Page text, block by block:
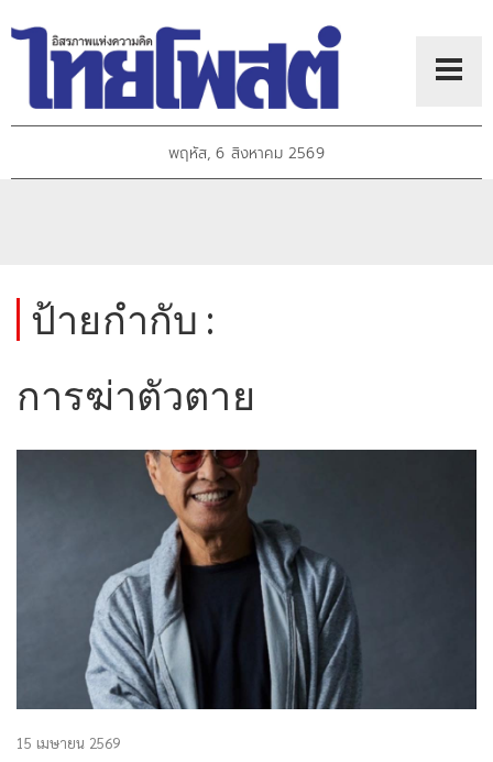
พฤหัส, 6 สิงหาคม 2569
ป้ายกำกับ :
การฆ่าตัวตาย
15 เมษายน 2569